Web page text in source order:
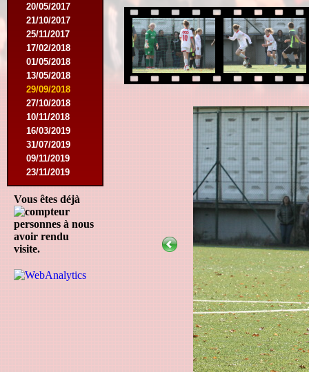
20/05/2017
21/10/2017
25/11/2017
17/02/2018
01/05/2018
13/05/2018
29/09/2018
27/10/2018
10/11/2018
16/03/2019
31/07/2019
09/11/2019
23/11/2019
Vous êtes déjà
personnes à nous
avoir rendu
visite.